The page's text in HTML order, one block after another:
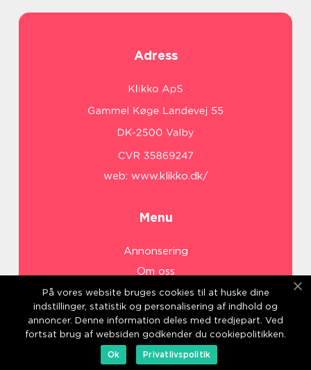
Adress
web: www.klikko.dk/
Menu
Annonsering
Om oss
Cookies
Kontakta oss
Sitemap
På vores website bruges cookies til at huske dine
indstillinger, statistik og personalisering af indhold og
annoncer. Denne information deles med tredjepart. Ved
fortsat brug af websiden godkender du cookiepolitikken.
Ok
Privatlivspolitik